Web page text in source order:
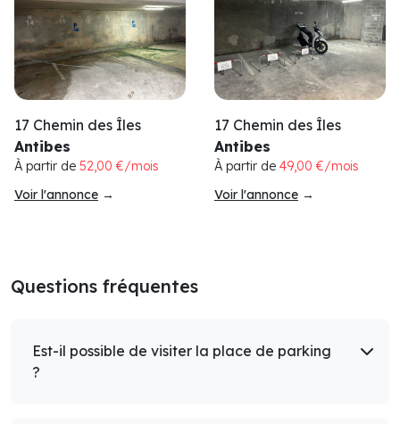
17 Chemin des Îles
Antibes
À partir de 52,00 €/mois
Voir l'annonce →
17 Chemin des Îles
Antibes
À partir de 49,00 €/mois
Voir l'annonce →
Questions fréquentes
Est-il possible de visiter la place de parking
?